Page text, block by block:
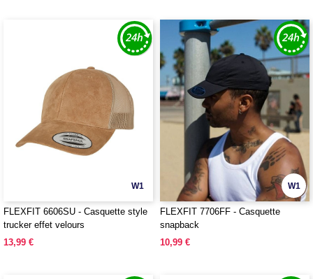
W1
FLEXFIT 6606SU - Casquette style
trucker effet velours
13,99 €
W1
FLEXFIT 7706FF - Casquette
snapback
10,99 €